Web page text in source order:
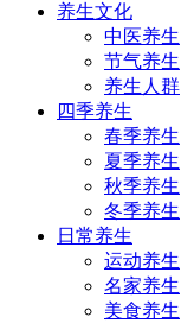
养生文化
中医养生
节气养生
养生人群
四季养生
春季养生
夏季养生
秋季养生
冬季养生
日常养生
运动养生
名家养生
美食养生